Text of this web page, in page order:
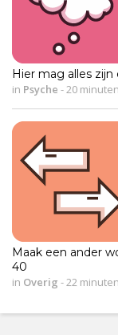
Hier mag alles
in Psyche -20
Maak een ander
40
in Overig -22